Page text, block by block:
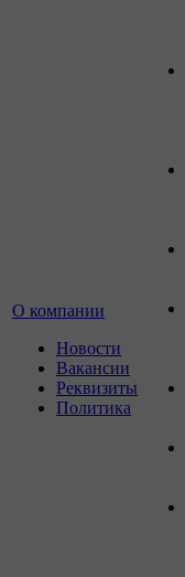
О компании
Новости
Вакансии
Реквизиты
Политика